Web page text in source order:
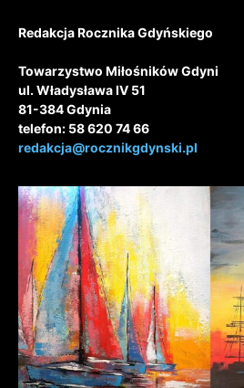
Redakcja Rocznika Gdyńskiego
Towarzystwo Miłośników Gdyni
ul. Władysława IV 51
81-384 Gdynia
telefon: 58 620 74 66
redakcja@rocznikgdynski.pl